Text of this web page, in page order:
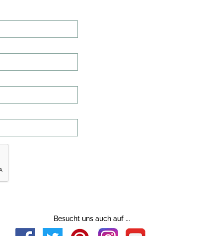
Besucht uns auch auf ...